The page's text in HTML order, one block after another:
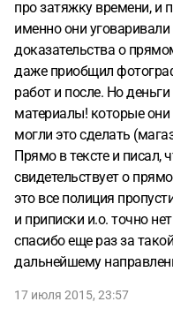
про затяжку времени, и
именно они уговаривали
доказательства о
даже приобщил
работ и после. Но
материалы! которые
могли это сделать
Прямо в тексте и писал,
свидетельствует о
это все полиция
и приписки и.о. точно
спасибо еще раз за
дальнейшему
17 июля 2015, 23:57